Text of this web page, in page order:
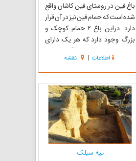
باغ فین در روستای فین کاشان واقع
شده است که حمام فین نیز در آن قرار
دارد. دراین باغ ۲ حمام کوچک و
بزرگ وجود دارد که هر یک داراى
خزینه و حوض‌هاى آب زیادی
هستند. باغ فین کاشان نمونه‌ی قابل
ستایش از باغ‌های ایرانی است و تمام
مشخصه‌های مختلف باغهای ایرانی
در آن موجوداست. قرینه سازی...
اطلاعات | نقشه
تپه سیلک